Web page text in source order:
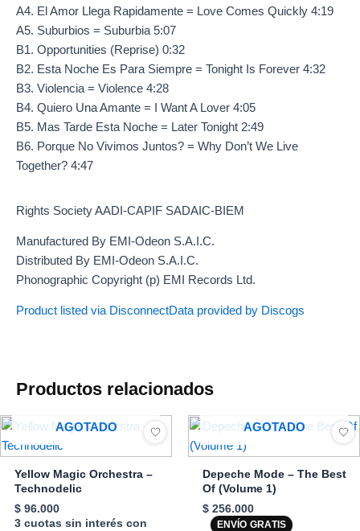
A4. El Amor Llega Rapidamente = Love Comes Quickly 4:19
A5. Suburbios = Suburbia 5:07
B1. Opportunities (Reprise) 0:32
B2. Esta Noche Es Para Siempre = Tonight Is Forever 4:32
B3. Violencia = Violence 4:28
B4. Quiero Una Amante = I Want A Lover 4:05
B5. Mas Tarde Esta Noche = Later Tonight 2:49
B6. Porque No Vivimos Juntos? = Why Don’t We Live
Together? 4:47
Rights Society AADI-CAPIF SADAIC-BIEM
Manufactured By EMI-Odeon S.A.I.C.
Distributed By EMI-Odeon S.A.I.C.
Phonographic Copyright (p) EMI Records Ltd.
Product listed via DisconnectData provided by Discogs
Productos relacionados
AGOTADO
Yellow Magic Orchestra –
Technodelic
$96.000
3 cuotas sin interés con
AGOTADO
Depeche Mode – The Best
Of (Volume 1)
$256.000
ENVÍO GRATIS